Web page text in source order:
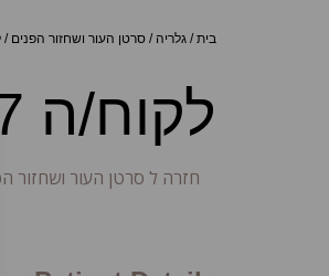
בית/ גלריה / סרטן העור ושחזור הפנים /
לקוח/ה 7
חזרה ל סרטן העור ושחזור